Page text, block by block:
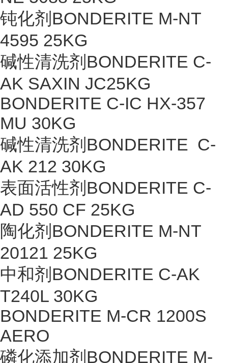
钝化剂BONDERITE M-NT
4595 25KG
碱性清洗剂BONDERITE C-
AK SAXIN JC25KG
BONDERITE C-IC HX-357
MU 30KG
碱性清洗剂BONDERITE C-
AK 212 30KG
表面活性剂BONDERITE C-
AD 550 CF 25KG
陶化剂BONDERITE M-NT
20121 25KG
中和剂BONDERITE C-AK
T240L 30KG
BONDERITE M-CR 1200S
AERO
磷化添加剂BONDERITE M-